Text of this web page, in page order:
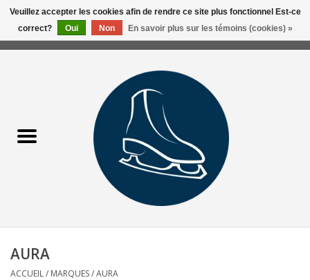
0 Articles - 0,00$CA
Liquidation/Clearance
Patins Usagés
Hockey
AURA
ACCUEIL/ MARQUES/AURA
Veuillez accepter les cookies afin de rendre ce site plus fonctionnel Est-ce
correct?
Oui Non En savoir plus sur les témoins (cookies) »